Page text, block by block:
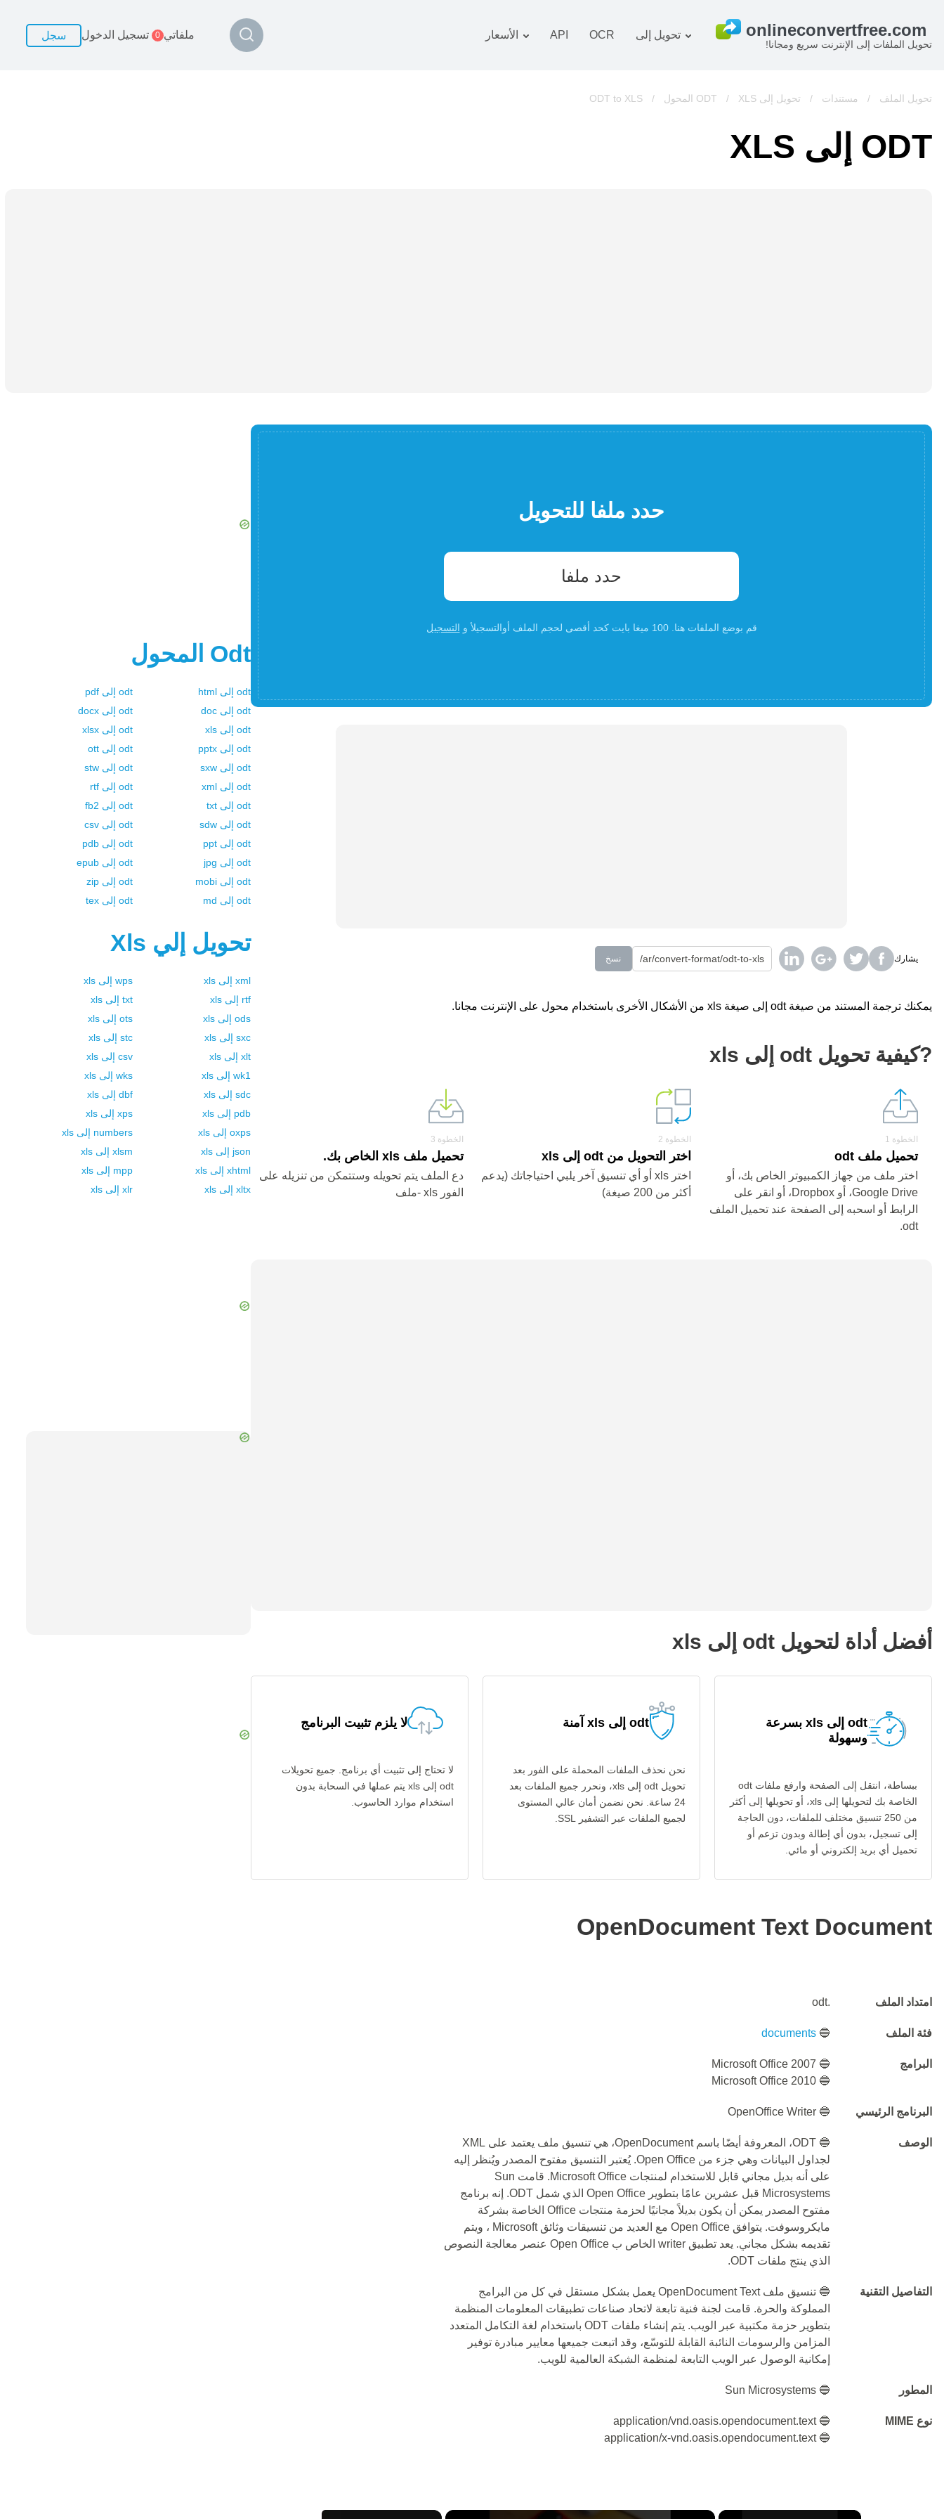
تحويل الملفات إلى الإنترنت سريع ومجانا!
تحويل إلى
صورة المحول
كتب المحول
OCR
API الأسعار ملفاتي 0 تسجيل الدخول سجل
تحويل الملف / مستندات / تحويل إلى ODT / XLS المحول /
ODT to XLS
ODT إلى XLS
حدد ملفا للتحويل
حدد ملفا
قم بوضع الملفات هنا. 100 ميغا بايت كحد أقصى لحجم الملف أوالتسجيلأ و التسجيل
يشارك نسخ
يمكنك ترجمة المستند من صيغة odt إلى صيغة xls من الأشكال الأخرى باستخدام محول على الإنترنت مجانا.
?كيفية تحويل odt إلى xls
الخطوة 1
تحميل ملف odt
اختر ملف من جهاز الكمبيوتر الخاص بك، أو
Google Drive، أو Dropbox، أو انقر على
الرابط أو اسحبه إلى الصفحة عند تحميل الملف
odt.
الخطوة 2
اختر التحويل من odt إلى xls
اختر xls أو أي تنسيق آخر يلبي احتياجاتك (يدعم
أكثر من 200 صيغة)
الخطوة 3
تحميل ملف xls الخاص بك.
دع الملف يتم تحويله وستتمكن من تنزيله على
الفور xls -ملف
أفضل أداة لتحويل odt إلى xls
odt إلى xls بسرعة
وسهولة
ببساطة، انتقل إلى الصفحة وارفع ملفات odt
الخاصة بك لتحويلها إلى xls، أو تحويلها إلى أكثر
من 250 تنسيق مختلف للملفات، دون الحاجة
إلى تسجيل، بدون أي إطالة وبدون تزعم أو
تحميل أي بريد إلكتروني أو مائي.
odt إلى xls آمنة
نحن نحذف الملفات المحملة على الفور بعد
تحويل odt إلى xls، ونحرر جميع الملفات بعد
24 ساعة. نحن نضمن أمان عالي المستوى
لجميع الملفات عبر التشفير SSL.
لا يلزم تثبيت البرنامج
لا تحتاج إلى تثبيت أي برنامج. جميع تحويلات
odt إلى xls يتم عملها في السحابة بدون
استخدام موارد الحاسوب.
OpenDocument Text Document
امتداد الملف .odt
فئة الملف 🔵
documents
البرامج
🔵 Microsoft Office 2007
🔵 Microsoft Office 2010
البرنامج الرئيسي 🔵 OpenOffice Writer
الوصف
🔵 ODT، المعروفة أيضًا باسم OpenDocument، هي تنسيق ملف يعتمد على XML
لجداول البيانات وهي جزء من Open Office. يُعتبر التنسيق مفتوح المصدر ويُنظر إليه
على أنه بديل مجاني قابل للاستخدام لمنتجات Microsoft Office. قامت Sun
Microsystems قبل عشرين عامًا بتطوير Open Office الذي شمل ODT. إنه برنامج
مفتوح المصدر يمكن أن يكون بديلاً مجانيًا لحزمة منتجات Office الخاصة بشركة
مايكروسوفت. يتوافق Open Office مع العديد من تنسيقات وثائق Microsoft ، ويتم
تقديمه بشكل مجاني. يعد تطبيق writer الخاص ب Open Office عنصر معالجة النصوص
الذي ينتج ملفات ODT.
التفاصيل التقنية
🔵 تنسيق ملف OpenDocument Text يعمل بشكل مستقل في كل من البرامج
المملوكة والحرة. قامت لجنة فنية تابعة لاتحاد صناعات تطبيقات المعلومات المنظمة
بتطوير حزمة مكتبية عبر الويب. يتم إنشاء ملفات ODT باستخدام لغة التكامل المتعدد
المزامن والرسومات النائبة القابلة للتوسّع، وقد اتبعت جميعها معايير مبادرة توفير
إمكانية الوصول عبر الويب التابعة لمنظمة الشبكة العالمية للويب.
المطور 🔵 Sun Microsystems
نوع MIME
🔵 application/vnd.oasis.opendocument.text
🔵 application/x-vnd.oasis.opendocument.text
×
Odt المحول
odt إلى html
odt إلى pdf
odt إلى doc
odt إلى docx
odt إلى xls
odt إلى xlsx
odt إلى pptx
odt إلى ott
odt إلى sxw
odt إلى stw
odt إلى xml
odt إلى rtf
odt إلى txt
odt إلى fb2
odt إلى sdw
odt إلى csv
odt إلى ppt
odt إلى pdb
odt إلى jpg
odt إلى epub
odt إلى mobi
odt إلى zip
odt إلى md
odt إلى tex
تحويل إلي Xls
xml إلى xls
wps إلى xls
rtf إلى xls
txt إلى xls
ods إلى xls
ots إلى xls
sxc إلى xls
stc إلى xls
xlt إلى xls
csv إلى xls
wk1 إلى xls
wks إلى xls
sdc إلى xls
dbf إلى xls
pdb إلى xls
xps إلى xls
oxps إلى xls
numbers إلى xls
json إلى xls
xlsm إلى xls
xhtml إلى xls
mpp إلى xls
xltx إلى xls
xlr إلى xls